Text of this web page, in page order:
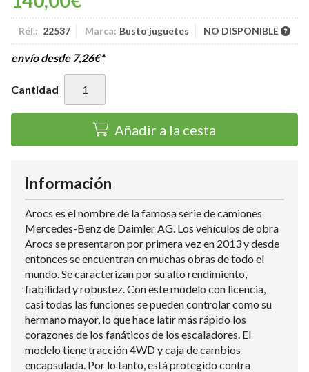
Ref.: 22537 Marca: Busto juguetes NO DISPONIBLE
envío desde 7,26€*
Cantidad
Añadir a la cesta
Información
Arocs es el nombre de la famosa serie de camiones
Mercedes-Benz de Daimler AG. Los vehículos de obra
Arocs se presentaron por primera vez en 2013 y desde
entonces se encuentran en muchas obras de todo el
mundo. Se caracterizan por su alto rendimiento,
fiabilidad y robustez. Con este modelo con licencia,
casi todas las funciones se pueden controlar como su
hermano mayor, lo que hace latir más rápido los
corazones de los fanáticos de los escaladores. El
modelo tiene tracción 4WD y caja de cambios
encapsulada. Por lo tanto, está protegido contra